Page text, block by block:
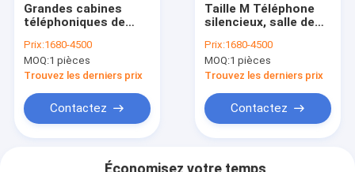
Grandes cabines
téléphoniques de
silencieuses avec
canapé
Prix:1680-4500
MOQ:1 pièces
Trouvez les derniers prix
Contactez
Taille M Téléphone
silencieux, salle de
confidentialité,
bureau acoustique
pour 1 à 2 personnes
Prix:1680-4500
MOQ:1 pièces
Trouvez les derniers prix
Contactez
Économisez votre temps